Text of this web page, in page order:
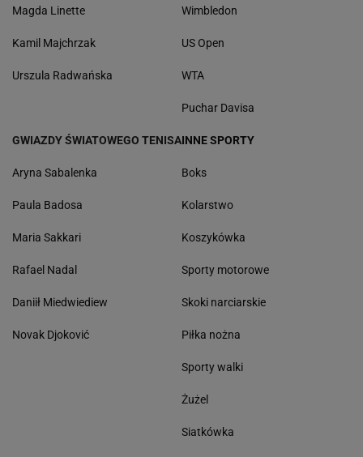
Magda Linette
Kamil Majchrzak
Urszula Radwańska
Wimbledon
US Open
WTA
Puchar Davisa
GWIAZDY ŚWIATOWEGO TENISA
Aryna Sabalenka
Paula Badosa
Maria Sakkari
Rafael Nadal
Daniił Miedwiediew
Novak Djoković
INNE SPORTY
Boks
Kolarstwo
Koszykówka
Sporty motorowe
Skoki narciarskie
Piłka nożna
Sporty walki
Żużel
Siatkówka